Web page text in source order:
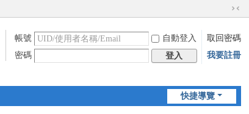
切
到
窄
帳號 自動登入
取回密碼
密碼
登入 我要註冊
快捷導覽